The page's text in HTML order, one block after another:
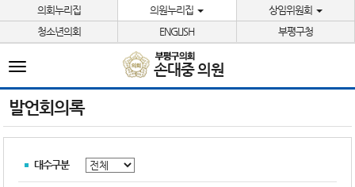
본문바로가기의회누리집 의원누리집
상임위원회
청소년의회
ENGLISH 부평구청
손대중 의원
전
메
뉴
발언회의록
대수구분